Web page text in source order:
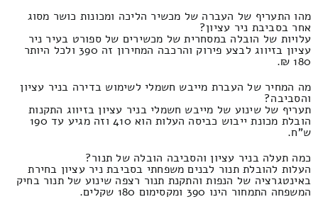
מהו התעריף של העברה של מכשיר הליכה ומכונות כושר מסוג
אחר בסביבת ניר עציון?
עלויות של הובלה במסחרית של מכשירים של ספורט בעיר ניר
עציון בזיווג לבצע פירוק והרכבה המחירון זה 390 ולכל היותר
180 ₪.
מה המחיר של העברת מייבש חשמלי לשימוש בדירה בניר עציון
והסביבה?
תעריף של שינוע של מייבש חשמלי בניר עציון בזיווג התקנות
הובלת מכונת ייבוש כביסה העלות הוא 410 וזה מגיע עד 190
ש"ח.
כמה תעלה בניר עציון והסביבה הובלה של תנור?
העלות להובלת תנור לבנים משפחתי בסביבת ניר עציון בחירת
באינטגרציה של הנפות והתקנת תנור רצפה שינוע של תנור בחיק
המשפחה התמחור הינו 390 ומקסימום 180 שקלים.